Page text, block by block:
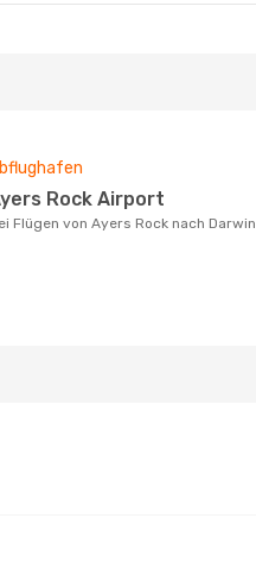
Ayers Rock Airport
Bei Flügen von Ayers Rock nach Darwin